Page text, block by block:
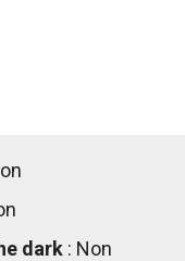
dark : Non